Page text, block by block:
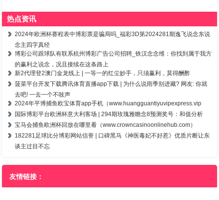
热点资讯
2024年欧洲杯赛程表中博彩票是骗局吗_福彩3D第2024281期逸飞说念东说
念主四字真经
博彩公司跟球队有联系杭州博彩广告公司招聘_铁汉念念维：你找到属于我方
的赢利之说念，况且接续在这条路上
新2代理登2澳门金龙线上 | 一等一的红尘妙手，只须赢利，莫得酬酢
菠菜平台开发下载腾讯体育直播app下载 | 为什么说雨季别进藏? 网友: 你就
去吧! 一去一个不吱声
2024年平博捕鱼欧宝体育app手机（www.huangguantiyuvipexpress.vip
国际博彩平台欧洲杯意大利客场 | 294期玫瑰雅瞻念8预测奖号：和值分析
宝马会捕鱼欧洲杯回放在哪里看（www.crowncasinoonlinehub.com）
182281足球比分博彩网站信誉 | 口碑黑马《神医毒妃不好惹》优质片断让东
谈主过目不忘
友情链接：